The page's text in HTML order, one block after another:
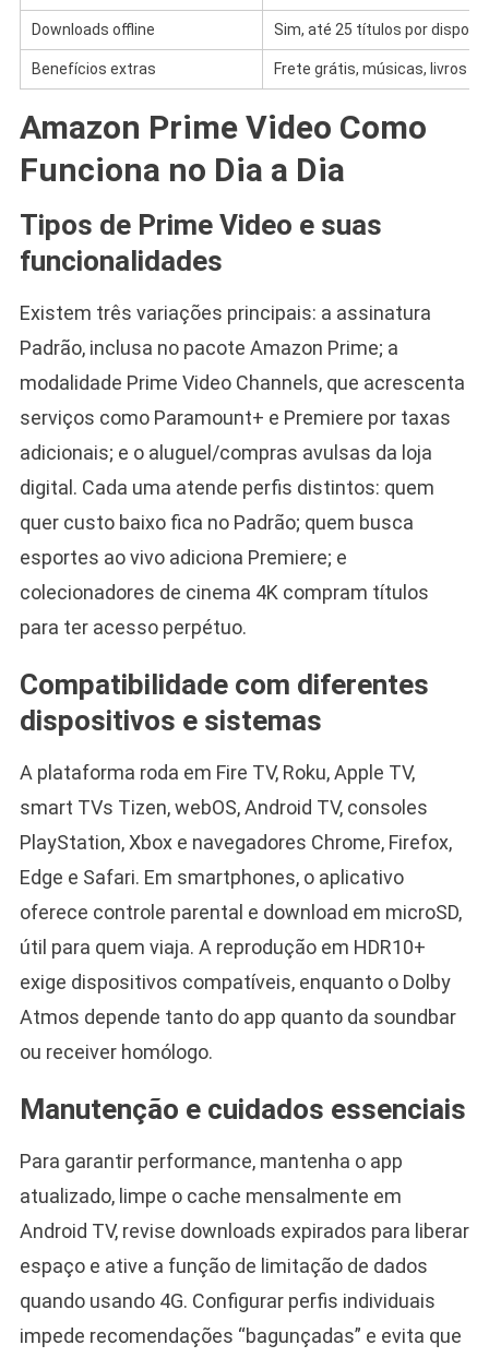
Downloads offline Sim, até 25 títulos por
Benefícios extras Frete grátis, músicas, livros
Amazon Prime Video Como
Funciona no Dia a Dia
Tipos de Prime Video e suas
funcionalidades
Existem três variações principais: a assinatura
Padrão, inclusa no pacote Amazon Prime; a
modalidade Prime Video Channels, que acrescenta
serviços como Paramount+ e Premiere por taxas
adicionais; e o aluguel/compras avulsas da loja
digital. Cada uma atende perfis distintos: quem
quer custo baixo fica no Padrão; quem busca
esportes ao vivo adiciona Premiere; e
colecionadores de cinema 4K compram títulos
para ter acesso perpétuo.
Compatibilidade com diferentes
dispositivos e sistemas
A plataforma roda em Fire TV, Roku, Apple TV,
smart TVs Tizen, webOS, Android TV, consoles
PlayStation, Xbox e navegadores Chrome, Firefox,
Edge e Safari. Em smartphones, o aplicativo
oferece controle parental e download em microSD,
útil para quem viaja. A reprodução em HDR10+
exige dispositivos compatíveis, enquanto o Dolby
Atmos depende tanto do app quanto da soundbar
ou receiver homólogo.
Manutenção e cuidados essenciais
Para garantir performance, mantenha o app
atualizado, limpe o cache mensalmente em
Android TV, revise downloads expirados para liberar
espaço e ative a função de limitação de dados
quando usando 4G. Configurar perfis individuais
impede recomendações “bagunçadas” e evita que